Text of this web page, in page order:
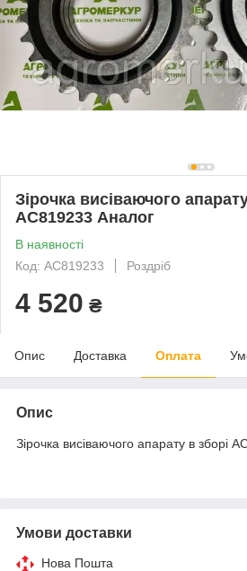
Зірочка висіваючого
AC819233 Аналог
В наявності
Код: AC819233
Роздріб
4 520 ₴
Опис Доставка Оплата
Опис
Зірочка висіваючого апарату в зборі
Умови доставки
Нова Пошта